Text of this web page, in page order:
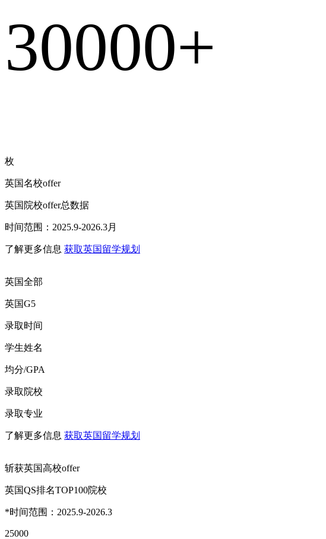
30000+
枚
英国名校offer
英国院校offer总数据
时间范围：2025.9-2026.3月
了解更多信息 获取英国留学规划
英国全部
英国G5
录取时间
学生姓名
均分/GPA
录取院校
录取专业
了解更多信息 获取英国留学规划
斩获英国高校offer
英国QS排名TOP100院校
*时间范围：2025.9-2026.3
25000